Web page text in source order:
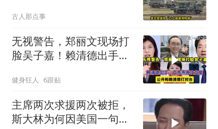
古人那点事
无视警告，郑丽文现场打
脸吴子嘉！赖清德出手，
健身狂人 6跟贴
主席两次求援两次被拒，
斯大林为何因美国一句话